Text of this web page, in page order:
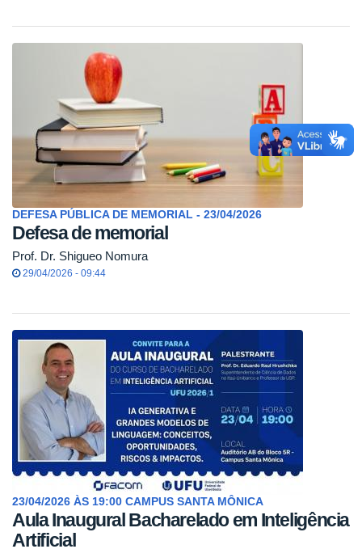
DEFESA PÚBLICA DE MEMORIAL - 23/04/2026
Defesa de memorial
Prof. Dr. Shigueo Nomura
29/04/2026 - 09:44
23/04/2026 ÀS 19:00 CAMPUS SANTA MÔNICA
Aula Inaugural Bacharelado em Inteligência
Artificial